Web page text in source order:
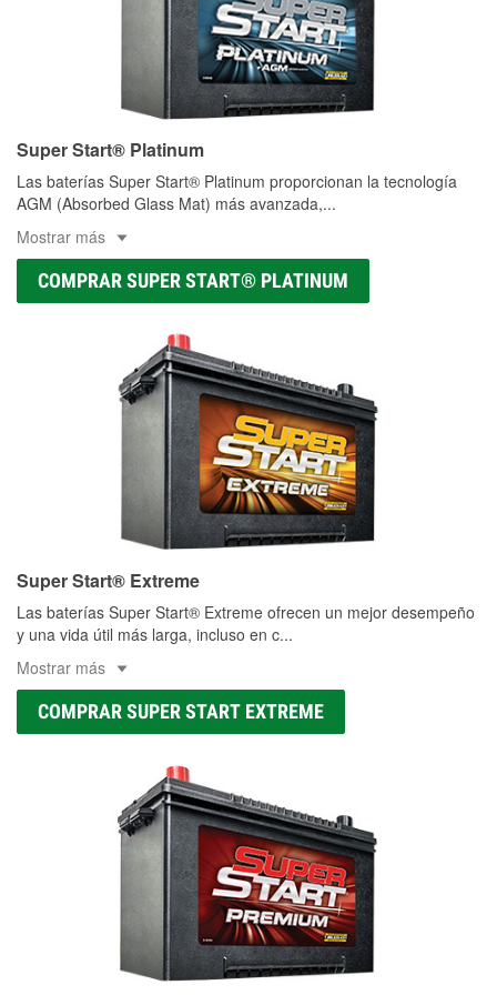
Super Start® Platinum
Las baterías Super Start® Platinum proporcionan la tecnología
AGM (Absorbed Glass Mat) más avanzada,...
Mostrar más
COMPRAR SUPER START® PLATINUM
Super Start® Extreme
Las baterías Super Start® Extreme ofrecen un mejor desempeño
y una vida útil más larga, incluso en c...
Mostrar más
COMPRAR SUPER START EXTREME